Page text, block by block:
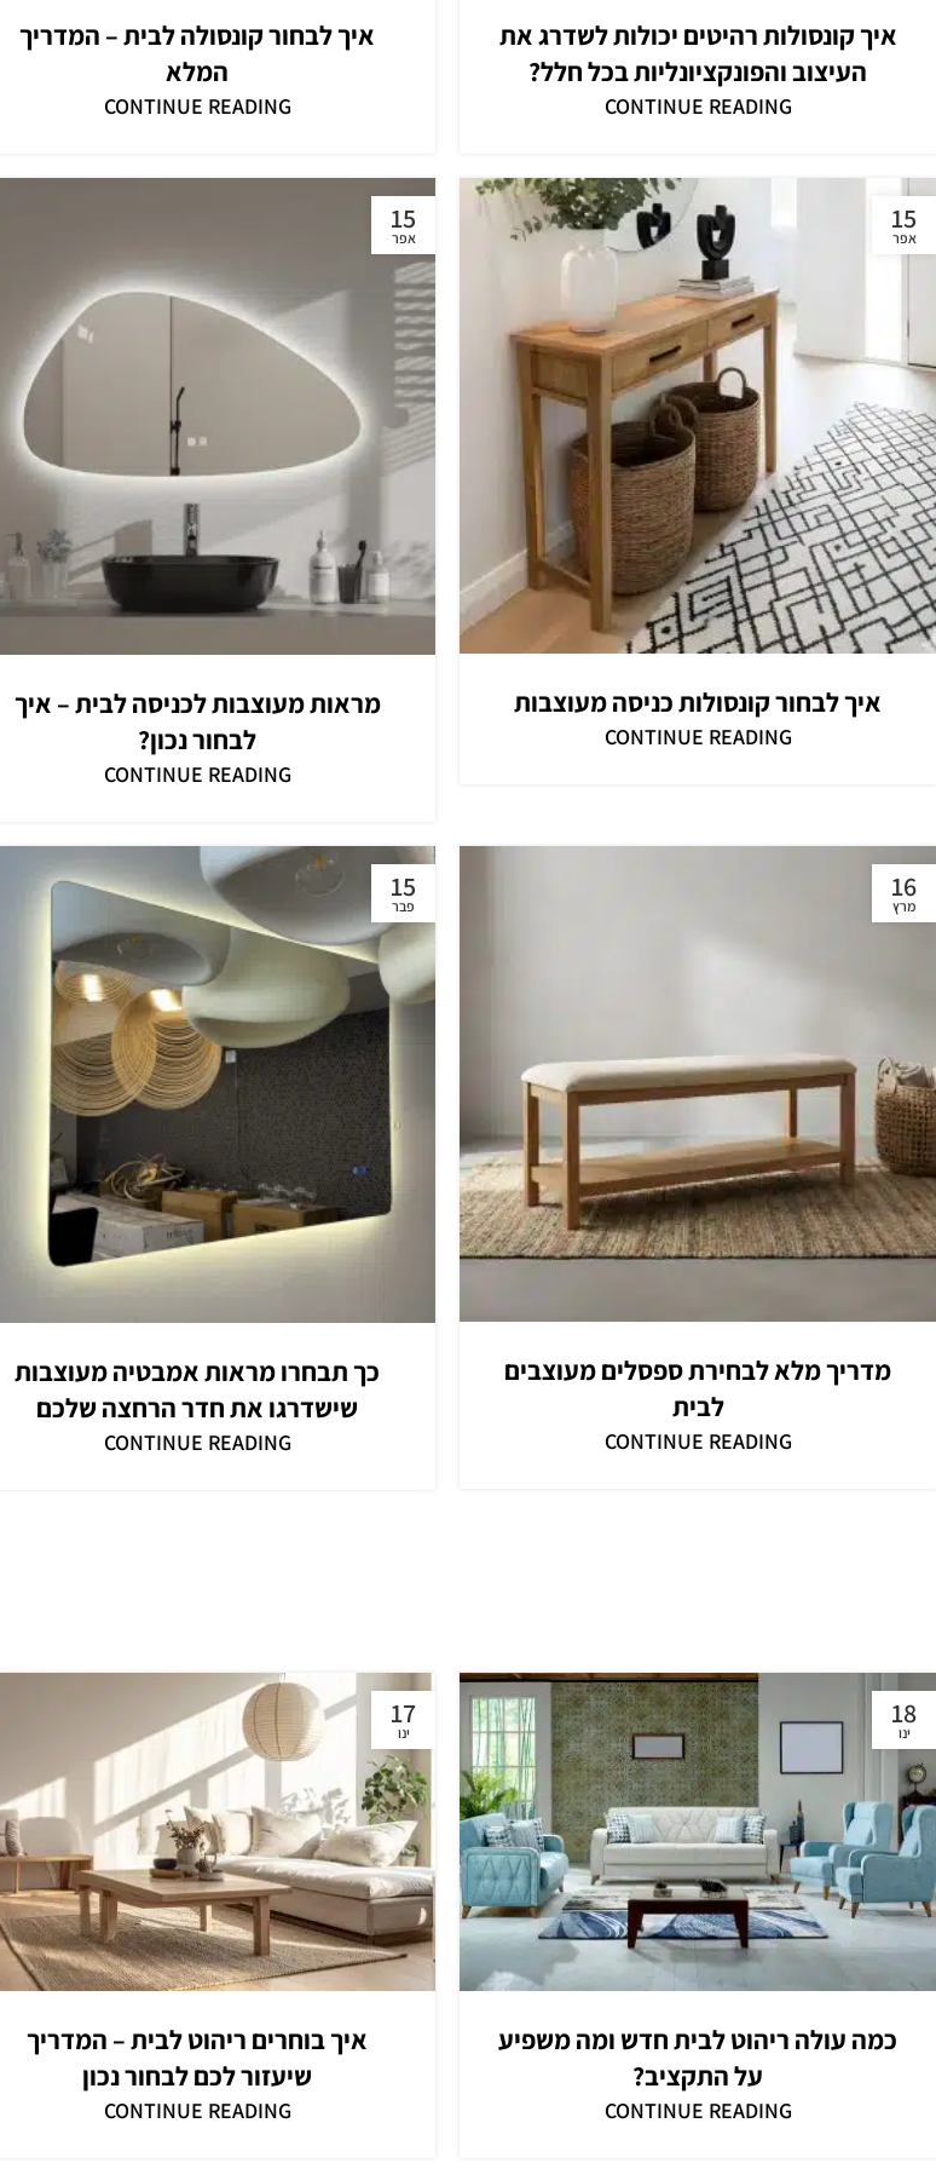
איך קונסולות רהיטים יכולות לשדרג את
העיצוב והפונקציונליות בכל חלל?
CONTINUE READING
איך לבחור קונסולה לבית – המדריך
המלא
CONTINUE READING
15
אפר
איך לבחור קונסולות כניסה מעוצבות
CONTINUE READING
15
אפר
מראות מעוצבות לכניסה לבית – איך
לבחור נכון?
CONTINUE READING
16
מרץ
מדריך מלא לבחירת ספסלים מעוצבים
לבית
CONTINUE READING
15
פבר
כך תבחרו מראות אמבטיה מעוצבות
שישדרגו את חדר הרחצה שלכם
CONTINUE READING
18
ינו
כמה עולה ריהוט לבית חדש ומה משפיע
על התקציב?
CONTINUE READING
17
ינו
איך בוחרים ריהוט לבית – המדריך
שיעזור לכם לבחור נכון
CONTINUE READING
Facebook
Instagram
WhatsApp